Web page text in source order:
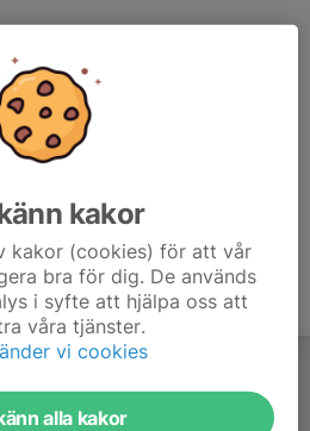
kakor
kakor (cookies) för att vår
bra för dig. De används
i syfte att hjälpa oss att
våra tjänster.
vi cookies
alla kakor